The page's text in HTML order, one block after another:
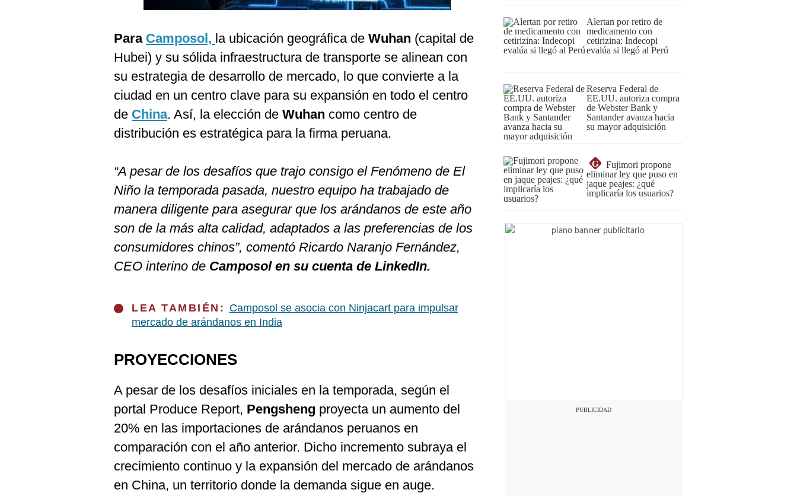
Para Camposol, la ubicación geográfica de Wuhan (capital de
Hubei) y su sólida infraestructura de transporte se alinean con
su estrategia de desarrollo de mercado, lo que convierte a la
ciudad en un centro clave para su expansión en todo el centro
de China. Así, la elección de Wuhan como centro de
distribución es estratégica para la firma peruana.
“A pesar de los desafíos que trajo consigo el Fenómeno de El
Niño la temporada pasada, nuestro equipo ha trabajado de
manera diligente para asegurar que los arándanos de este año
son de la más alta calidad, adaptados a las preferencias de los
consumidores chinos”, comentó Ricardo Naranjo Fernández,
CEO interino de Camposol en su cuenta de LinkedIn.
LEA TAMBIÉN: Camposol se asocia con Ninjacart para impulsar
mercado de arándanos en India
PROYECCIONES
A pesar de los desafíos iniciales en la temporada, según el
portal Produce Report, Pengsheng proyecta un aumento del
20% en las importaciones de arándanos peruanos en
comparación con el año anterior. Dicho incremento subraya el
crecimiento continuo y la expansión del mercado de arándanos
en China, un territorio donde la demanda sigue en auge.
Alertan por retiro de
medicamento con
cetirizina: Indecopi
evalúa si llegó al Perú
Reserva Federal de
EE.UU. autoriza compra
de Webster Bank y
Santander avanza hacia
su mayor adquisición
G
Fujimori propone
eliminar ley que puso en
jaque peajes: ¿qué
implicaría los usuarios?